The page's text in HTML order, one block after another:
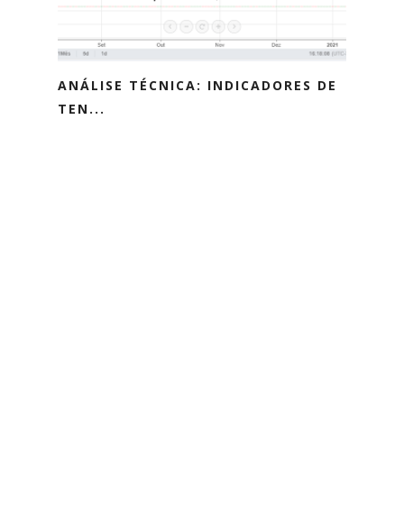
ANÁLISE TÉCNICA: INDICADORES DE
TEN...